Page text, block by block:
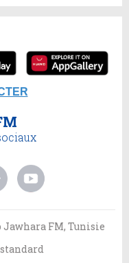
FM, Tunisie